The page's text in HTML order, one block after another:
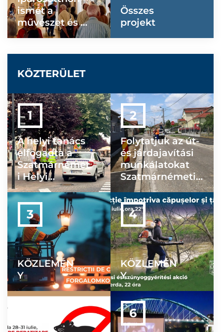
ismét a
művészet és a
találkozások
Összes
projekt
KÖZTERÜLET
A helyi tanács
elfogadta a
Szatmárnémet
i Helyi
Rendőrség új
szervezeti
felépítését és
működési
szabályzatát
Folytatjuk az út-
és járdajavítási
munkálatokat
Szatmárnémetib
KÖZLEMÉN
Y
KÖZLEMÉN
Y